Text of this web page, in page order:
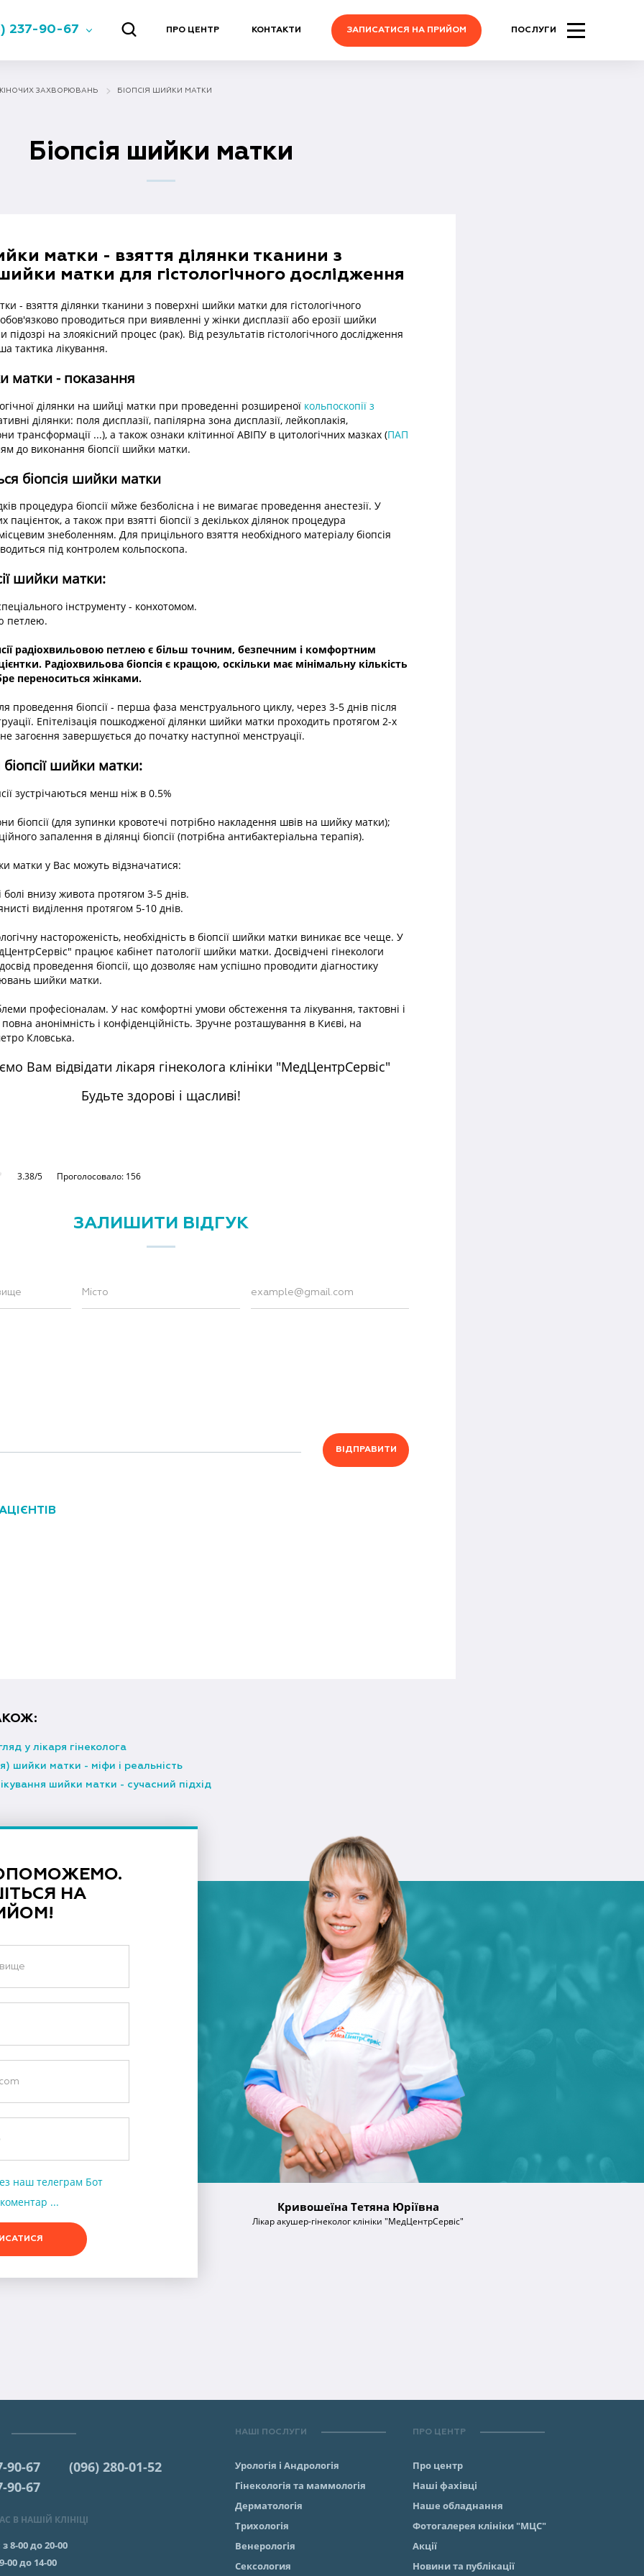
237-90-67 ПРО ЦЕНТР КОНТАКТИ ЗАПИСАТИСЯ НА ПРИЙОМ ПОСЛУГИ
ЗАХВОРЮВАНЬ БІОПСІЯ ШИЙКИ МАТКИ
Біопсія шийки матки
матки - взяття ділянки тканини з
матки для гістологічного дослідження
- взяття ділянки тканини з поверхні шийки матки для гістологічного
проводиться при виявленні у жінки дисплазії або ерозії шийки
на злоякісний процес (рак). Від результатів гістологічного дослідження
тактика лікування.
матки - показання
ділянки на шийці матки при проведенні розширеної кольпоскопії з
ділянки: поля дисплазії, папілярна зона дисплазії, лейкоплакія,
трансформації ...), а також ознаки клітинної АВІПУ в цитологічних мазках (ПАП
до виконання біопсії шийки матки.
біопсія шийки матки
процедура біопсії мйже безболісна і не вимагає проведення анестезії. У
пацієнток, а також при взятті біопсії з декількох ділянок процедура
знеболенням. Для прицільного взяття необхідного матеріалу біопсія
під контролем кольпоскопа.
шийки матки:
інструменту - конхотомом.
петлею.
радіохвильовою петлею є більш точним, безпечним і комфортним
Радіохвильова біопсія є кращою, оскільки має мінімальну кількість
переноситься жінками.
проведення біопсії - перша фаза менструального циклу, через 3-5 днів після
Епітелізація пошкодженої ділянки шийки матки проходить протягом 2-х
загоєння завершується до початку наступної менструації.
шийки матки:
зустрічаються менш ніж в 0.5%
біопсії (для зупинки кровотечі потрібно накладення швів на шийку матки);
запалення в ділянці біопсії (потрібна антибактеріальна терапія).
матки у Вас можуть відзначатися:
болі внизу живота протягом 3-5 днів.
виділення протягом 5-10 днів.
настороженість, необхідність в біопсії шийки матки виникає все чеще. У
працює кабінет патології шийки матки. Досвідчені гінекологи
проведення біопсії, що дозволяє нам успішно проводити діагностику
шийки матки.
професіоналам. У нас комфортні умови обстеження та лікування, тактовні і
повна анонімність і конфіденційність. Зручне розташування в Києві, на
Кловська.
Вам відвідати лікаря гінеколога клініки "МедЦентрСервіс"
Будьте здорові і щасливі!
3.38/5 Проголосовало: 156
ЗАЛИШИТИ ВІДГУК
ВІДПРАВИТИ
у лікаря гінеколога
шийки матки - міфи і реальність
шийки матки - сучасний підхід
Кривошеїна Тетяна Юріївна
Лікар акушер-гінеколог клініки "МедЦентрСервіс"
НА
наш телеграм Бот
...
90-67
(096) 280-01-52
90-67
В НАШІЙ КЛІНІЦІ
з 8-00 до 20-00
00 до 14-00
НАШІ ПОСЛУГИ
Урологія і Андрологія
Гінекологія та маммологiя
Дерматологія
Трихологія
Венерологія
Сексология
ПРО ЦЕНТР
Про центр
Наші фахівці
Наше обладнання
Фотогалерея клініки "МЦС"
Акції
Новини та публікації